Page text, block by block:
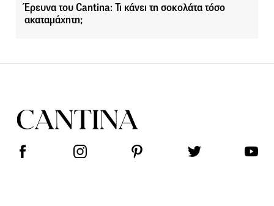
Έρευνα του Cantina: Τι κάνει τη σοκολάτα τόσο
ακαταμάχητη;